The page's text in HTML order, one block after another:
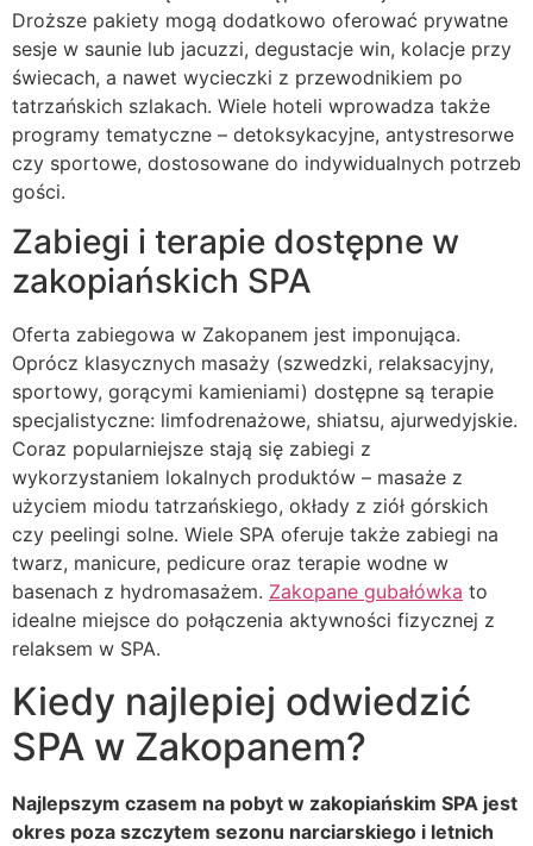
Droższe pakiety mogą dodatkowo oferować prywatne
sesje w saunie lub jacuzzi, degustacje win, kolacje przy
świecach, a nawet wycieczki z przewodnikiem po
tatrzańskich szlakach. Wiele hoteli wprowadza także
programy tematyczne – detoksykacyjne, antystresorwe
czy sportowe, dostosowane do indywidualnych potrzeb
gości.
Zabiegi i terapie dostępne w
zakopiańskich SPA
Oferta zabiegowa w Zakopanem jest imponująca.
Oprócz klasycznych masaży (szwedzki, relaksacyjny,
sportowy, gorącymi kamieniami) dostępne są terapie
specjalistyczne: limfodrenażowe, shiatsu, ajurwedyjskie.
Coraz popularniejsze stają się zabiegi z
wykorzystaniem lokalnych produktów – masaże z
użyciem miodu tatrzańskiego, okłady z ziół górskich
czy peelingi solne. Wiele SPA oferuje także zabiegi na
twarz, manicure, pedicure oraz terapie wodne w
basenach z hydromasażem. Zakopane gubałówka to
idealne miejsce do połączenia aktywności fizycznej z
relaksem w SPA.
Kiedy najlepiej odwiedzić
SPA w Zakopanem?
Najlepszym czasem na pobyt w zakopiańskim SPA jest
okres poza szczytem sezonu narciarskiego i letnich